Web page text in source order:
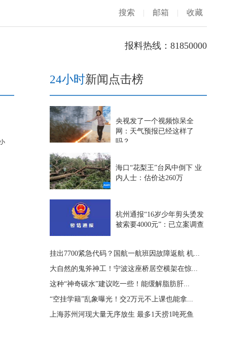
搜索 | 邮箱 | 收藏
报料热线：81850000
24小时新闻点击榜
央视发了一个视频惊呆全
网：天气预报已经这样了
吗？
海口“花梨王”台风中倒下 业
内人士：估价达260万
杭州通报“16岁少年剪头烫发
被索要4000元”：已立案调查
挂出7700紧急代码？国航一航班因故障返航 机...
大自然的鬼斧神工！宁波这座桥居空横架在惊...
这种“神奇碳水”建议吃一些！能缓解脂肪肝...
“空挂学籍”乱象曝光！交2万元不上课也能拿...
上海苏州河现大量无序放生 最多1天捞1吨死鱼